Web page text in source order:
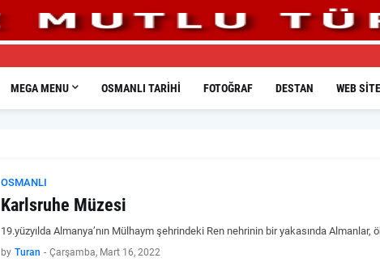
MEGA MENU OSMANLI TARIHI FOTOĞRAF DESTAN WEB
OSMANLI
Karlsruhe Müzesi
19.yüzyılda Almanya’nın Mülhaym şehrindeki Ren nehrinin bir yakasında Almanlar,
by Turan - Çarşamba, Mart 16, 2022